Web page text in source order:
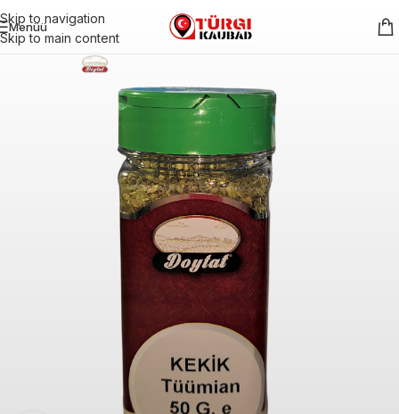
Skip to navigation
Skip to main content
Menüü